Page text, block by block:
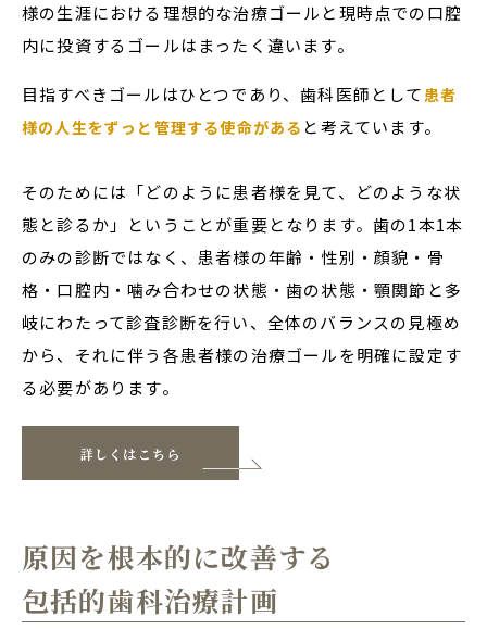
様の生涯における理想的な治療ゴールと現時点での口腔
内に投資するゴールはまったく違います。
目指すべきゴールはひとつであり、歯科医師として患者
様の人生をずっと管理する使命がある と考えています。
そのためには「どのように患者様を見て、どのような状
態と診るか」ということが重要となります。歯の1本1本
のみの診断ではなく、患者様の年齢・性別・顔貌・骨
格・口腔内・噛み合わせの状態・歯の状態・顎関節と多
岐にわたって診査診断を行い、全体のバランスの見極め
から、それに伴う各患者様の治療ゴールを明確に設定す
る必要があります。
詳しくはこちら
原因を根本的に改善する
包括的歯科治療計画